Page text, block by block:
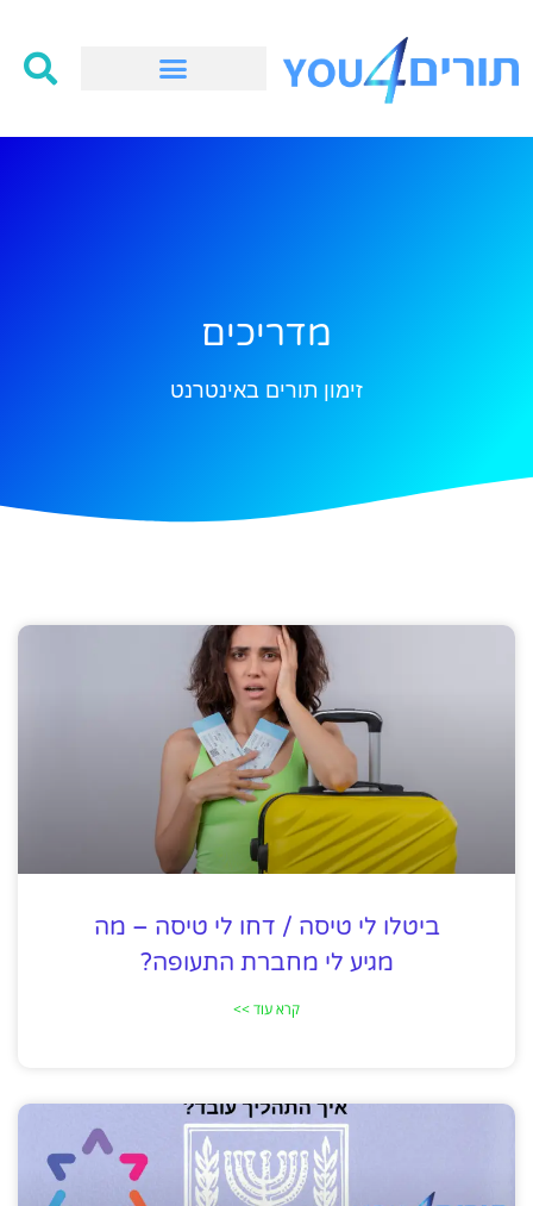
מדריכים
זימון תורים באינטרנט
ביטלו לי טיסה / דחו לי טיסה – מה
מגיע לי מחברת התעופה?
קרא עוד >>